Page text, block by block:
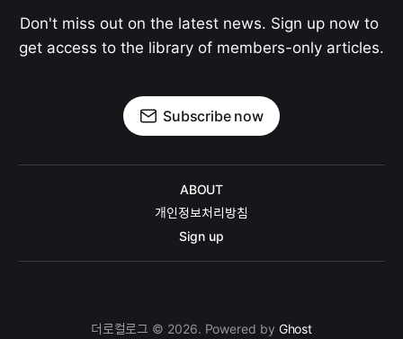
Don't miss out on the latest news. Sign up now to
get access to the library of members-only articles.
Subscribe now
ABOUT
개인정보처리방침
Sign up
더로컬로그 © 2026. Powered by Ghost